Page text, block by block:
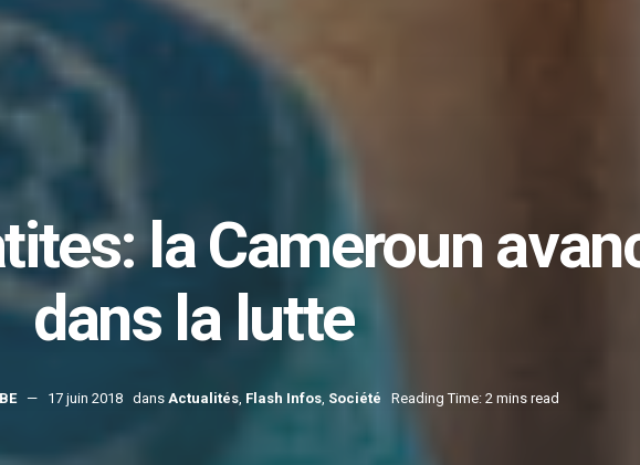
la Cameroun
dans la lutte
17 juin 2018 dans Actualités, Flash Infos, Société Reading Time: 2 mins read